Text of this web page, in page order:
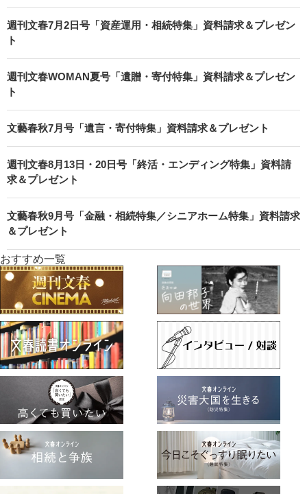
週刊文春7月2日号「資産運用・相続特集」資料請求＆プレゼン
ト
週刊文春WOMAN夏号「遺贈・寄付特集」資料請求＆プレゼン
ト
文藝春秋7月号「遺言・寄付特集」資料請求＆プレゼント
週刊文春8月13日・20日号「終活・エンディング特集」資料請
求＆プレゼント
文藝春秋9月号「金融・相続特集／シニアホーム特集」資料請求
＆プレゼント
おすすめ一覧